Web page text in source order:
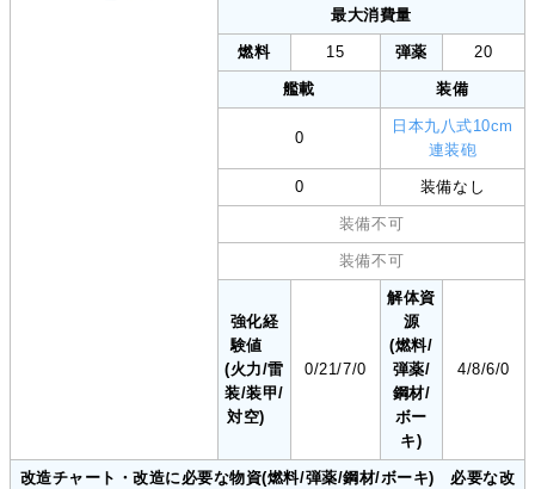
最大消費量
燃料 15 弾薬 20
艦載 装備
0
日本九八式10cm
連装砲
0 装備なし
装備不可
装備不可
強化経
験値
(火力/雷
装/装甲/
対空)
0/21/7/0
解体資
源
(燃料/
弾薬/
鋼材/
ボー
キ)
4/8/6/0
改造チャート・改造に必要な物資(燃料/弾薬/鋼材/ボーキ) 必要な改